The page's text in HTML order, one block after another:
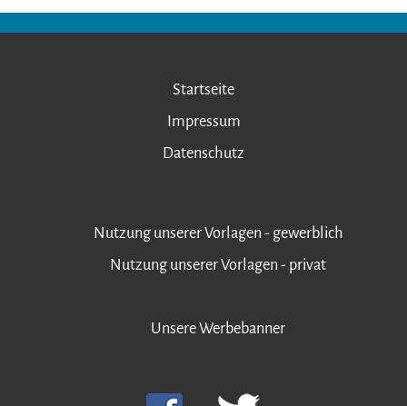
Startseite
Impressum
Datenschutz
Nutzung unserer Vorlagen - gewerblich
Nutzung unserer Vorlagen - privat
Unsere Werbebanner